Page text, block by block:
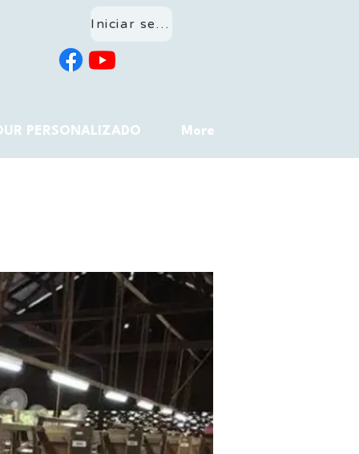
Iniciar sesión
PERSONALIZADO More